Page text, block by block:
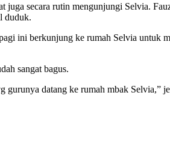
juga secara rutin mengunjungi Selvia.
duduk.
ini berkunjung ke rumah Selvia untuk
sangat bagus.
gurunya datang ke rumah mbak Selvia,”